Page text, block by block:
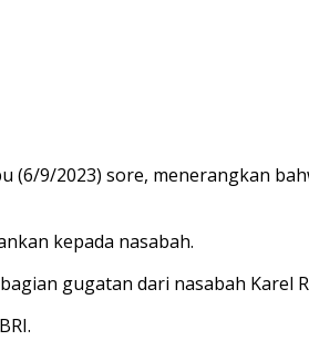
(6/9/2023) sore, menerangkan
kepada nasabah.
gugatan dari nasabah Karel